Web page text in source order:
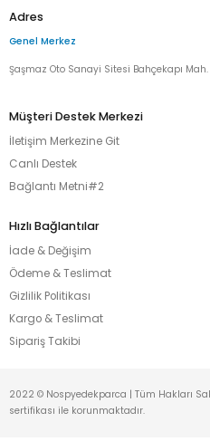
Adres
Genel Merkez
Şaşmaz Oto Sanayi Sitesi Bahçekapı
Müşteri Destek Merkezi
İletişim Merkezine Git
Canlı Destek
Bağlantı Metni#2
Hızlı Bağlantılar
İade & Değişim
Ödeme & Teslimat
Gizlilik Politikası
Kargo & Teslimat
Sipariş Takibi
2022 © Nospyedekparca | Tüm Hakları
sertifikası ile korunmaktadır.